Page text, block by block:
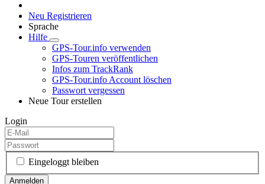
Neu Registrieren
Sprache
Hilfe
GPS-Tour.info verwenden
GPS-Touren veröffentlichen
Infos zum TrackRank
GPS-Tour.info Account löschen
Passwort vergessen
Neue Tour erstellen
Login
Eingeloggt bleiben